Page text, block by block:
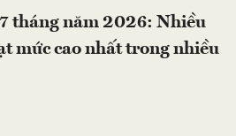
tháng năm 2026: Nhiều
mức cao nhất trong nhiều